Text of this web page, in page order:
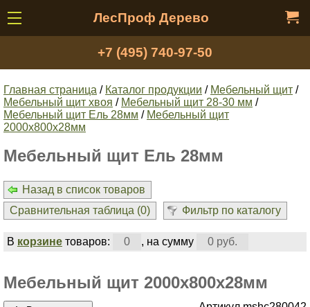
ЛесПроф Дерево
+7 (495) 740-97-50
Главная страница / Каталог продукции / Мебельный щит /
Мебельный щит хвоя / Мебельный щит 28-30 мм /
Мебельный щит Ель 28мм / Мебельный щит
2000x800х28мм
Мебельный щит Ель 28мм
Назад в список товаров
Сравнительная таблица (0) Фильтр по каталогу
В корзинетоваров: 0 , на сумму 0 руб.
Мебельный щит 2000x800х28мм